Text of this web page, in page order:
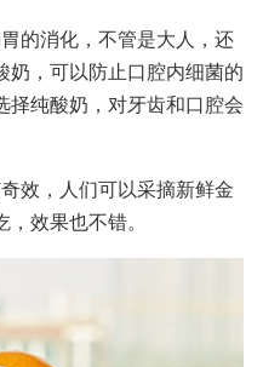
的消化，不管是大人，还
奶，可以防止口腔内细菌的
择纯酸奶，对牙齿和口腔会
效，人们可以采摘新鲜金
效果也不错。